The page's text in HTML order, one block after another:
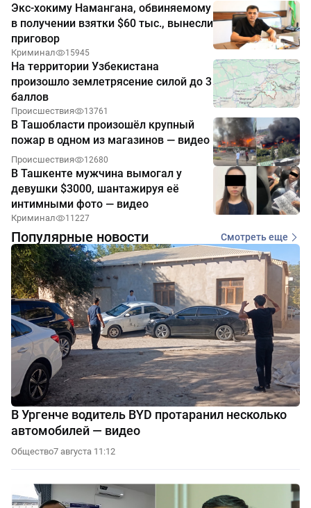
Экс-хокиму Намангана, обвиняемому
в получении взятки $60 тыс., вынесли
приговор
Криминал 15945
На территории Узбекистана
произошло землетрясение силой до 3
баллов
Происшествия 13761
В Ташобласти произошёл крупный
пожар в одном из магазинов — видео
Происшествия 12680
В Ташкенте мужчина вымогал у
девушки $3000, шантажируя её
интимными фото — видео
Криминал 11227
Популярные новости Смотреть еще
В Ургенче водитель BYD протаранил несколько
автомобилей — видео
Общество7 августа 11:12